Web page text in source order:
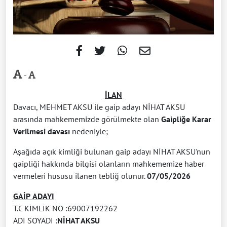
-
İLAN
Davacı, MEHMET AKSU ile gaip adayı NİHAT AKSU
arasında mahkememizde görülmekte olan Gaipliğe Karar
Verilmesi davası nedeniyle;
Aşağıda açık kimliği bulunan gaip adayı NİHAT AKSU'nun
gaipliği hakkında bilgisi olanların mahkememize haber
vermeleri hususu ilanen tebliğ olunur.07/05/2026
GAİP ADAYI
T.C KİMLİK NO :69007192262
ADI SOYADI :NİHAT AKSU